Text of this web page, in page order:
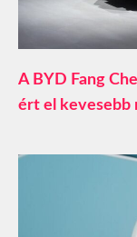
A BYD Fang
ért el kevesebb